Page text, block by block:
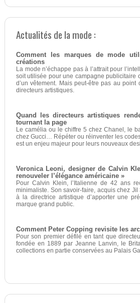
Actualités de la mode :
Comment les marques de mode
créations
La mode n’échappe pas à l’attrait pour
soit utilisée pour une campagne publicitaire
d’un vêtement. Mais peut-être pas au
directeurs artistiques.
Quand les directeurs artistiques
tournant la page
Le camélia ou le chiffre 5 chez Chanel, le
chez Gucci… Répéter ou réinventer les
est un enjeu majeur pour leurs nouveaux
Veronica Leoni, designer de Calvin
renouveler l’élégance américaine »
Pour Calvin Klein, l’Italienne de 42 ans
minimaliste. Son savoir-faire, acquis chez
à la directrice artistique d’apporter une
marque grand public.
Comment Peter Copping revisite les
Pour son premier défilé en tant que
fondée en 1889 par Jeanne Lanvin, le
collections en partie conservées au Palais